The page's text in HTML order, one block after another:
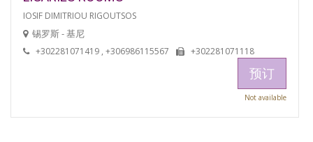
IOSIF DIMITRIOU RIGOUTSOS
锡罗斯 - 基尼
+302281071419 , +306986115567 +302281071118
预订
Not available